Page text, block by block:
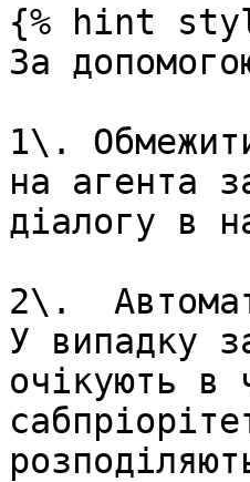
{% hint
За
1\.
на агента
діалогу в
2\.
У випадку
очікують в